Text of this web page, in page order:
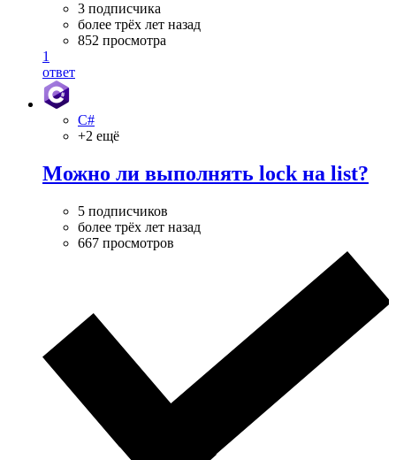
3 подписчика
более трёх лет назад
852 просмотра
1
ответ
C#
+2 ещё
Можно ли выполнять lock на list?
5 подписчиков
более трёх лет назад
667 просмотров